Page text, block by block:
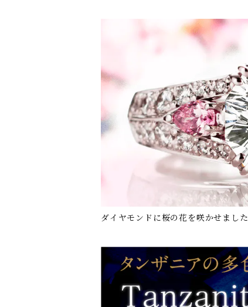
ダイヤモンドに桜の花を咲かせました